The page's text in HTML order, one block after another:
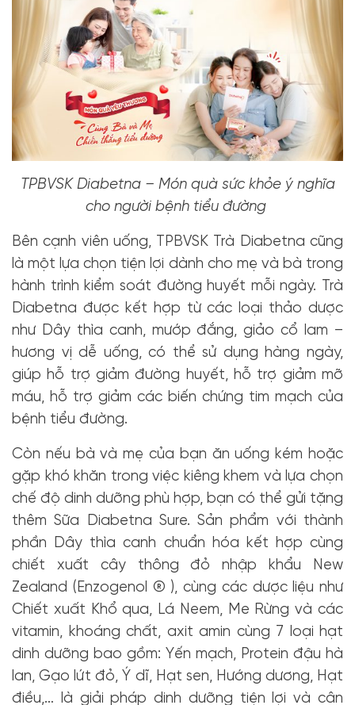
TPBVSK Diabetna – Món quà sức khỏe ý nghĩa
cho người bệnh tiểu đường
Bên cạnh viên uống, TPBVSK Trà Diabetna cũng
là một lựa chọn tiện lợi dành cho mẹ và bà trong
hành trình kiểm soát đường huyết mỗi ngày. Trà
Diabetna được kết hợp từ các loại thảo dược
như Dây thìa canh, mướp đắng, giảo cổ lam –
hương vị dễ uống, có thể sử dụng hàng ngày,
giúp hỗ trợ giảm đường huyết, hỗ trợ giảm mỡ
máu, hỗ trợ giảm các biến chứng tim mạch của
bệnh tiểu đường.
Còn nếu bà và mẹ của bạn ăn uống kém hoặc
gặp khó khăn trong việc kiêng khem và lựa chọn
chế độ dinh dưỡng phù hợp, bạn có thể gửi tặng
thêm Sữa Diabetna Sure. Sản phẩm với thành
phần Dây thìa canh chuẩn hóa kết hợp cùng
chiết xuất cây thông đỏ nhập khẩu New
Zealand (Enzogenol ® ), cùng các dược liệu như
Chiết xuất Khổ qua, Lá Neem, Me Rừng và các
vitamin, khoáng chất, axit amin cùng 7 loại hạt
dinh dưỡng bao gồm: Yến mạch, Protein đậu hà
lan, Gạo lứt đỏ, Ý dĩ, Hạt sen, Hướng dương, Hạt
điều,… là giải pháp dinh dưỡng tiện lợi và cân